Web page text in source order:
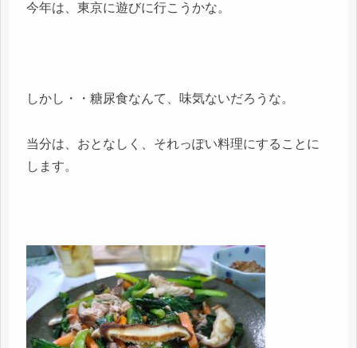
今年は、東京に遊びに行こうかな。
しかし・・糖尿食なんて、味気ないだろうな。
当分は、おとなしく、それっぽい料理にすることに
します。